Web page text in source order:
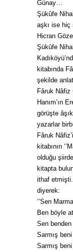
Günay…
Şükûfe
aşkı ise hiç
Hicran
Şükûfe
kitabında
şekilde
Fâruk Nâfiz
Hanım’ın
görüşte
yazarlar
Fâruk
kitabının
olduğu
kitapta
ithaf etmişti.
diyerek:
‘’Sen
Ben böyle
Sen
Sarmış
Sarmış